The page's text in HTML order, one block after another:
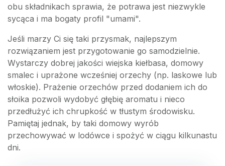
obu składnikach sprawia, że potrawa jest niezwykle
sycąca i ma bogaty profil "umami".
Jeśli marzy Ci się taki przysmak, najlepszym
rozwiązaniem jest przygotowanie go samodzielnie.
Wystarczy dobrej jakości wiejska kiełbasa, domowy
smalec i uprażone wcześniej orzechy (np. laskowe lub
włoskie). Prażenie orzechów przed dodaniem ich do
słoika pozwoli wydobyć głębię aromatu i nieco
przedłużyć ich chrupkość w tłustym środowisku.
Pamiętaj jednak, by taki domowy wyrób
przechowywać w lodówce i spożyć w ciągu kilkunastu
dni.